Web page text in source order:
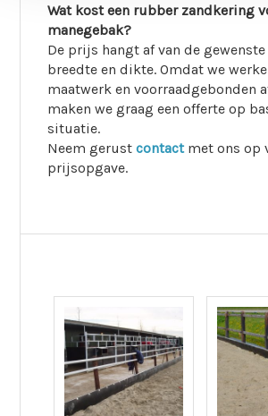
Wat kost een rubber zandkering
manegebak?
De prijs hangt af van de
breedte en dikte. Omdat we
maatwerk en voorraadgebonden
maken we graag een offerte op
situatie.
Neem gerustcontactmet ons op
prijsopgave.